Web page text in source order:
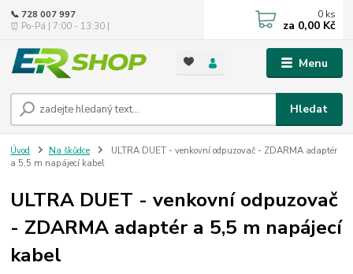
Menu
Hledat
📞 728 007 997
⏰ Po-Pá | 7:00 - 13:30 |
0 ks
za 0,00 Kč
Úvod Na škůdce
ULTRA DUET - venkovní odpuzovač - ZDARMA adaptér
a 5,5 m napájecí kabel
ULTRA DUET - venkovní odpuzovač
- ZDARMA adaptér a 5,5 m napájecí
kabel